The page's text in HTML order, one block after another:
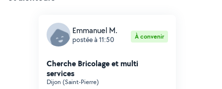
Emmanuel M.
postée à 11:50 À convenir
Cherche Bricolage et multi
services
Dijon (Saint-Pierre)